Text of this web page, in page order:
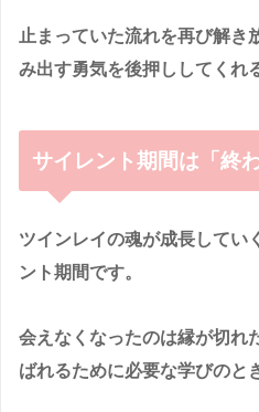
止まっていた流れを再び解き
み出す勇気を後押ししてくれ
サイレント期間は「終
ツインレイの魂が成長してい
ント期間です。
会えなくなったのは縁が切れ
ばれるために必要な学びのと